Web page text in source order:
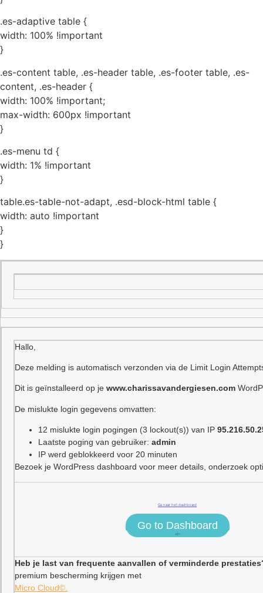
.es-adaptive table {
width: 100% !important
}
.es-content table, .es-header table, .es-footer table, .es-
content, .es-header {
width: 100% !important;
max-width: 600px !important
}
.es-menu td {
width: 1% !important
}
table.es-table-not-adapt, .esd-block-html table {
width: auto !important
}
}
Hallo,
Deze melding is automatisch verzonden via de Limit Login
Dit is geïnstalleerd op je www.charissavandergiesen.com
De mislukte login gegevens omvatten:
12 mislukte login pogingen (3 lockout(s)) van IP
Laatste poging van gebruiker: admin
IP werd geblokkeerd voor 20 minuten
Bezoek je WordPress dashboard voor meer details, onderzoek
Ga naar het dashboard
Go to Dashboard
<!–
Heb je last van frequente aanvallen of verminderde
premium bescherming krijgen met
Micro Cloud©.